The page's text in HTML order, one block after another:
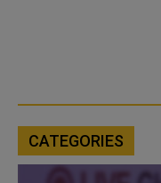
CATEGORIES